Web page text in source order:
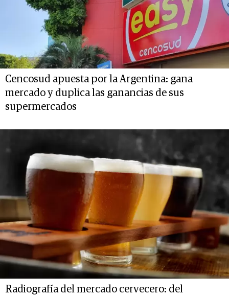
Cencosud apuesta por la Argentina: gana
mercado y duplica las ganancias de sus
supermercados
Radiografía del mercado cervecero: del